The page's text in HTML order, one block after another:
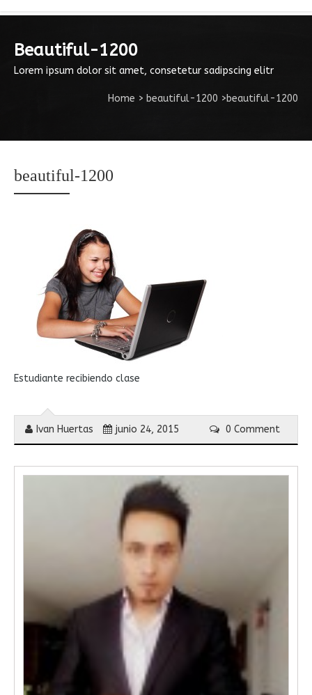
Beautiful-1200
Lorem ipsum dolor sit amet, consetetur sadipscing elitr
Home > beautiful-1200 >beautiful-1200
beautiful-1200
Estudiante recibiendo clase
Ivan Huertas junio 24, 2015 0 Comment